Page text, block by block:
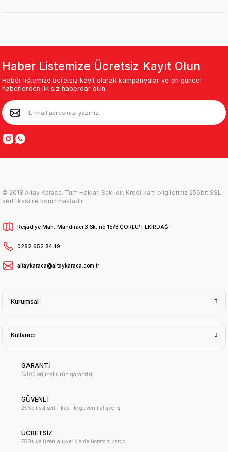
Haber Listemize Ücretsiz Kayıt Olun
Haber listemize ücretsiz kayıt olarak kampanyalar ve en güncel
haberlerden ilk siz haberdar olun.
© 2018 Altay Karaca. Tüm Hakları Saklıdır. Kredi kartı bilgileriniz 256bit SSL
sertfikası ile korunmaktadır.
Reşadiye Mah. Mandıracı 3.Sk. no:15/B ÇORLU/TEKİRDAĞ
0282 652 84 19
altaykaraca@altaykaraca.com.tr
Kurumsal
Kullanıcı
GARANTİ
%100 orijinal ürün garantisi
GÜVENLİ
256bit ssl sertifikası ile güvenli alışveriş
ÜCRETSİZ
750₺ ve üzeri alışverişlerde ücretsiz kargo